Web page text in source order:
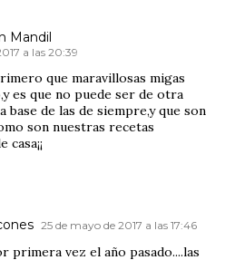
Mandil
a las 20:39
que maravillosas migas
es que no puede ser de otra
base de las de siempre,y que son
son nuestras recetas
25 de mayo de 2017 a las 17:46
primera vez el año pasado....las